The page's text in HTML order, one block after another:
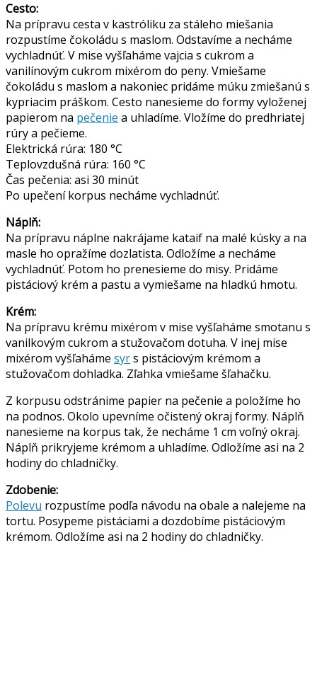
Cesto:
Na prípravu cesta v kastróliku za stáleho miešania
rozpustíme čokoládu s maslom. Odstavíme a necháme
vychladnúť. V mise vyšľaháme vajcia s cukrom a
vanilínovým cukrom mixérom do peny. Vmiešame
čokoládu s maslom a nakoniec pridáme múku zmiešanú s
kypriacim práškom. Cesto nanesieme do formy vyloženej
papierom na pečenie a uhladíme. Vložíme do predhriatej
rúry a pečieme.
Elektrická rúra: 180 °C
Teplovzdušná rúra: 160 °C
Čas pečenia: asi 30 minút
Po upečení korpus necháme vychladnúť.
Náplň:
Na prípravu náplne nakrájame kataif na malé kúsky a na
masle ho opražíme dozlatista. Odložíme a necháme
vychladnúť. Potom ho prenesieme do misy. Pridáme
pistáciový krém a pastu a vymiešame na hladkú hmotu.
Krém:
Na prípravu krému mixérom v mise vyšľaháme smotanu s
vanilkovým cukrom a stužovačom dotuha. V inej mise
mixérom vyšľaháme syrs pistáciovým krémom a
stužovačom dohladka. Zľahka vmiešame šľahačku.
Z korpusu odstránime papier na pečenie a položíme ho
na podnos. Okolo upevníme očistený okraj formy. Náplň
nanesieme na korpus tak, že necháme 1 cm voľný okraj.
Náplň prikryjeme krémom a uhladíme. Odložíme asi na 2
hodiny do chladničky.
Zdobenie:
Polevu rozpustíme podľa návodu na obale a nalejeme na
tortu. Posypeme pistáciami a dozdobíme pistáciovým
krémom. Odložíme asi na 2 hodiny do chladničky.